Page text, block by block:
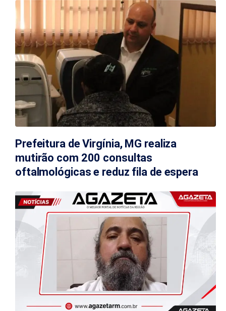
Prefeitura de Virgínia, MG realiza
mutirão com 200 consultas
oftalmológicas e reduz fila de espera